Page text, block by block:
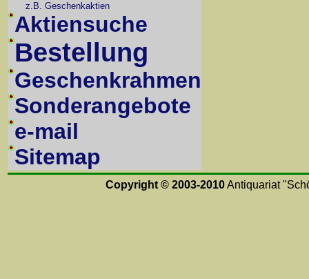
z.B. Geschenkaktien
Aktiensuche
Bestellung
Geschenkrahmen
Sonderangebote
e-mail
Sitemap
Copyright © 2003-2010Antiquariat